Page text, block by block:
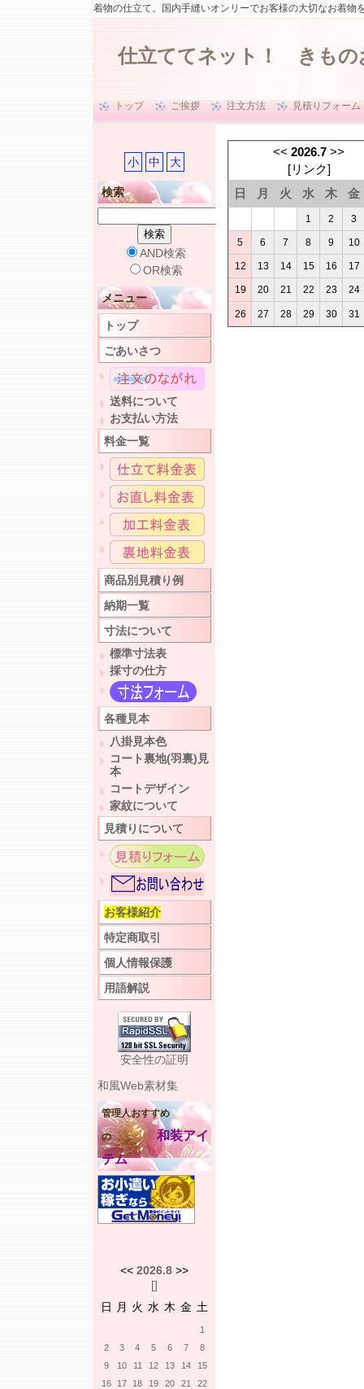
着物の仕立て。国内手縫いオンリーでお客様の大切なお着物
仕立ててネット！ きもの
トップ ご挨拶 注文方法 見積りフォーム
<< 2026.7 >>
[リンク]
日
月 火 水 木 金
1 2 3
5 6 7 8 9 10
12 13 14 15 16 17
19 20 21 22 23 24
26 27 28 29 30 31
小 中 大
検索
AND検索
OR検索
メニュー
トップ
ごあいさつ
送料について
お支払い方法
料金一覧
商品別見積り例
納期一覧
寸法について
標準寸法表
採寸の仕方
各種見本
八掛見本色
コート裏地(羽裏)見
本
コートデザイン
家紋について
見積りについて
お客様紹介
特定商取引
個人情報保護
用語解説
安全性の証明
和風Web素材集
管理人おすすめ
の
和装アイ
テム
<< 2026.8 >>
[]
日
月 火 水 木 金 土
1
2
3 4 5 6 7
8
9
10 11 12 13 14
15
16
17 18 19 20 21
22